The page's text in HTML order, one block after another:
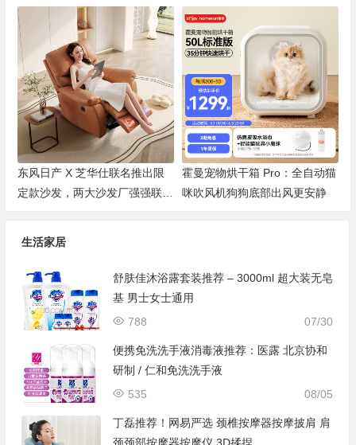
扇 让夏天不再炎热
自由升降旋转售价
东风日产 X 芝华仕联名推出限
定款沙发，两大沙发厂强强联
霍曼宠物烘干箱 Pro：全自动猫
咪吹风机狗狗底部出风更安静
生活家居
舒肤佳沐浴露套装推荐 – 3000ml 超大装无皂
基 男士女士通用
07/30
788
便携免洗洗手液消毒液推荐：医露 北京协和
研制 / 仁和免洗洗手液
08/05
535
丁磊推荐！网易严选 颈椎按摩器按摩披肩 肩
颈颈部按摩器按摩仪 3D揉捏